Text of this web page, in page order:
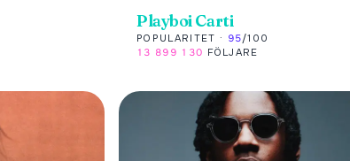
Playboi Carti
POPULARITET · 95/100
13 899 130 FÖLJARE